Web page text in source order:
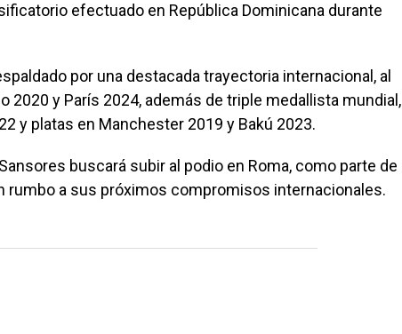
efectuado en República Dominicana durante
por una destacada trayectoria internacional, al
2020 y París 2024, además de triple medallista mundial,
y platas en Manchester 2019 y Bakú 2023.
buscará subir al podio en Roma, como parte de
rumbo a sus próximos compromisos internacionales.